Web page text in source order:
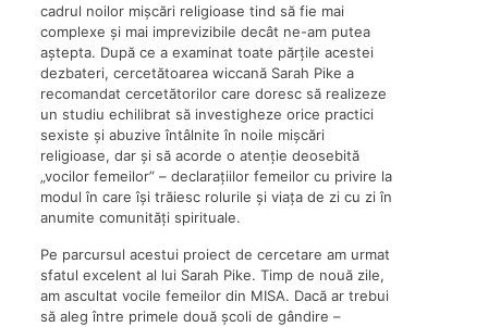
cadrul noilor mișcări religioase tind să fie mai
complexe și mai imprevizibile decât ne-am putea
aștepta. După ce a examinat toate părțile acestei
dezbateri, cercetătoarea wiccană Sarah Pike a
recomandat cercetătorilor care doresc să realizeze
un studiu echilibrat să investigheze orice practici
sexiste și abuzive întâlnite în noile mișcări
religioase, dar și să acorde o atenție deosebită
„vocilor femeilor” – declarațiilor femeilor cu privire la
modul în care își trăiesc rolurile și viața de zi cu zi în
anumite comunități spirituale.
Pe parcursul acestui proiect de cercetare am urmat
sfatul excelent al lui Sarah Pike. Timp de nouă zile,
am ascultat vocile femeilor din MISA. Dacă ar trebui
să aleg între primele două școli de gândire –